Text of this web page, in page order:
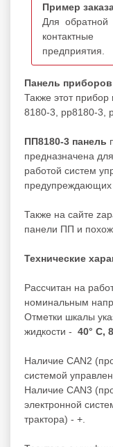
Пример
Для обратной
предприятия.
Панель
Также этот
8180-3, pp8180-3,
ПП8180-3 панель
предназначена
работой систем
предупреждающих
Также на сайте
панели ПП и
Технические
Рассчитан на
номинальным
Отметки шкалы
жидкости - 40° С,
Наличие CAN2
системой
Наличие CAN3
электронной
трактора) - +.